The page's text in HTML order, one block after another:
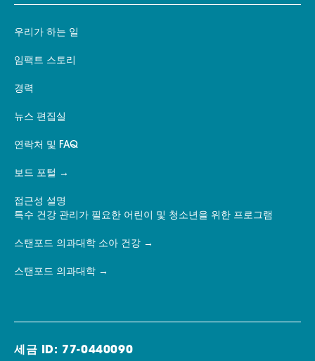
우리가 하는 일
임팩트 스토리
경력
뉴스 편집실
연락처 및 FAQ
보드 포털
접근성 설명
특수 건강 관리가 필요한 어린이 및 청소년을 위한 프로그램
스탠포드 의과대학 소아 건강
스탠포드 의과대학
세금 ID: 77-0440090